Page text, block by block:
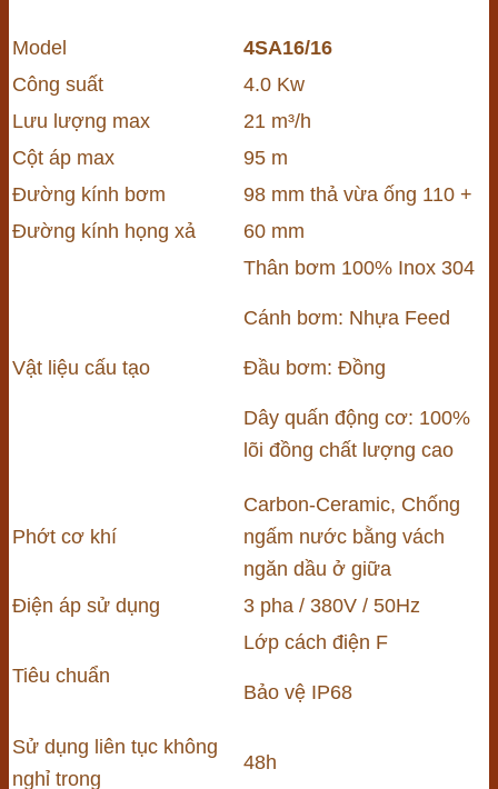
Model
4SA16/16
Công suất
4.0 Kw
Lưu lượng max
21 m³/h
Cột áp max
95 m
Đường kính bơm
98 mm thả vừa ống 110 +
Đường kính họng xả
60 mm
Vật liệu cấu tạo
Thân bơm 100% Inox 304
Cánh bơm: Nhựa Feed
Đầu bơm: Đồng
Dây quấn động cơ: 100%
lõi đồng chất lượng cao
Phớt cơ khí
Carbon-Ceramic, Chống
ngấm nước bằng vách
ngăn dầu ở giữa
Điện áp sử dụng
3 pha / 380V / 50Hz
Tiêu chuẩn
Lớp cách điện F
Bảo vệ IP68
Sử dụng liên tục không
nghỉ trong
48h